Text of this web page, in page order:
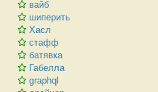
вайб
шиперить
Хасл
стафф
батявка
Габелла
graphql